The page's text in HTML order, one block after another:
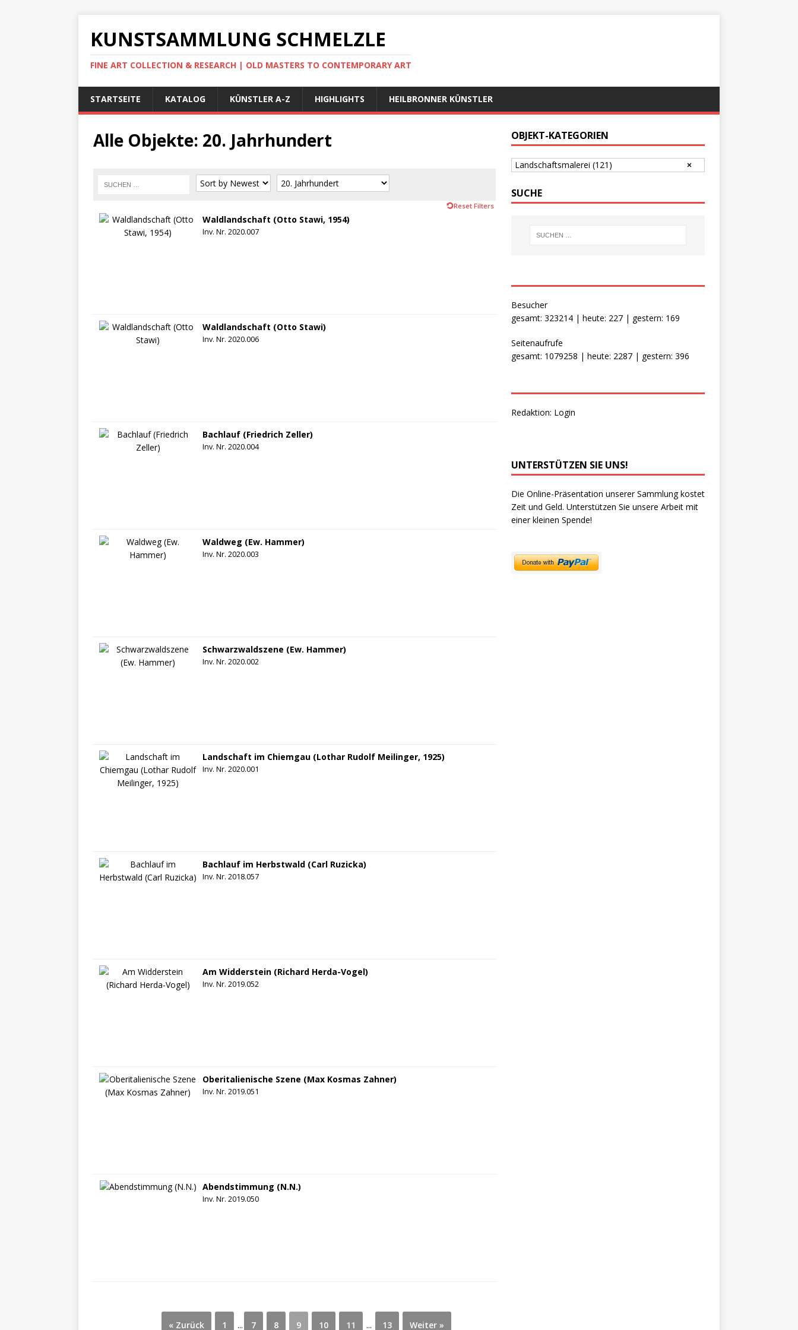
KUNSTSAMMLUNG SCHMELZLE
FINE ART COLLECTION & RESEARCH | OLD MASTERS TO CONTEMPORARY ART
STARTSEITE KATALOG KÜNSTLER A-Z HIGHLIGHTS HEILBRONNER KÜNSTLER
Alle Objekte: 20. Jahrhundert
Reset Filters
Waldlandschaft (Otto Stawi, 1954)
Inv. Nr. 2020.007
Waldlandschaft (Otto Stawi)
Inv. Nr. 2020.006
Bachlauf (Friedrich Zeller)
Inv. Nr. 2020.004
Waldweg (Ew. Hammer)
Inv. Nr. 2020.003
Schwarzwaldszene (Ew. Hammer)
Inv. Nr. 2020.002
Landschaft im Chiemgau (Lothar Rudolf Meilinger, 1925)
Inv. Nr. 2020.001
Bachlauf im Herbstwald (Carl Ruzicka)
Inv. Nr. 2018.057
Am Widderstein (Richard Herda-Vogel)
Inv. Nr. 2019.052
Oberitalienische Szene (Max Kosmas Zahner)
Inv. Nr. 2019.051
Abendstimmung (N.N.)
Inv. Nr. 2019.050
« Zurück 1 ... 7 8 9 10 11 ... 13 Weiter »
OBJEKT-KATEGORIEN
Landschaftsmalerei (121)
SUCHE
Besucher
gesamt: 323214 | heute: 227 | gestern: 169
Seitenaufrufe
gesamt: 1079258 | heute: 2287 | gestern: 396
Redaktion: Login
UNTERSTÜTZEN SIE UNS!
Die Online-Präsentation unserer Sammlung kostet
Zeit und Geld. Unterstützen Sie unsere Arbeit mit
einer kleinen Spende!